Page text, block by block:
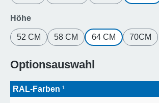
Höheauswählen
52 CM 58 CM 64 CM 70CM
Optionsauswahl
RAL-Farben ¹